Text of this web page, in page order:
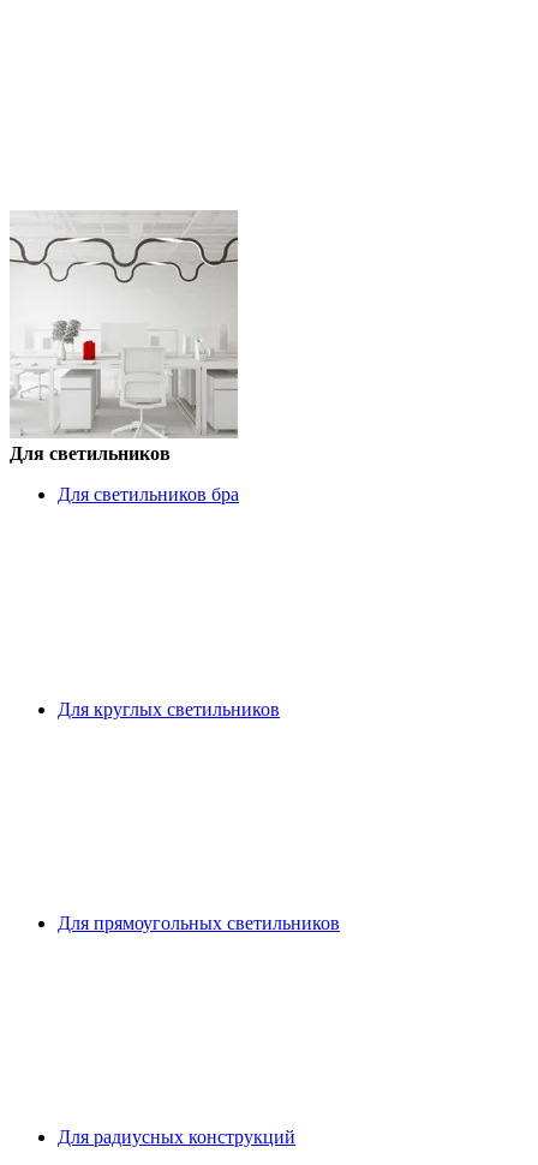
Для светильников
Для светильников бра
Для круглых светильников
Для прямоугольных светильников
Для радиусных конструкций